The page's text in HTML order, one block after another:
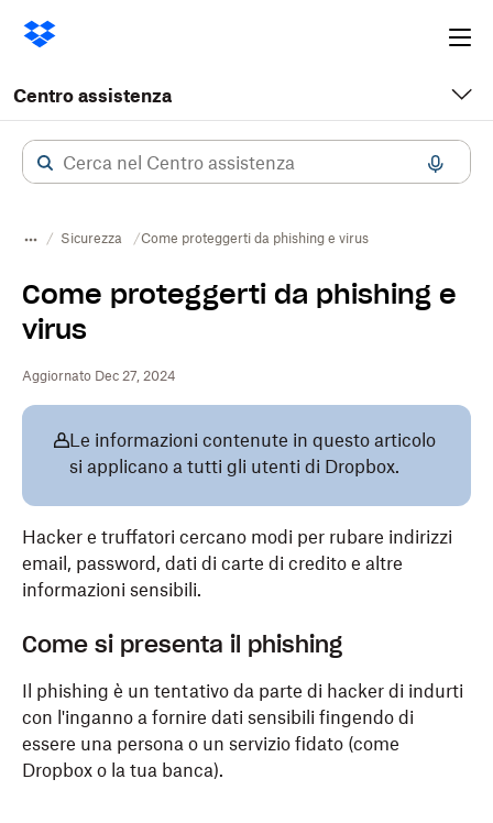
Centro assistenza
Sicurezza Come proteggerti da phishing e virus
Come proteggerti da phishing e
virus
Aggiornato Dec 27, 2024
Le informazioni contenute in questo articolo
si applicano a tutti gli utenti di Dropbox.
Hacker e truffatori cercano modi per rubare indirizzi
email, password, dati di carte di credito e altre
informazioni sensibili.
Come si presenta il phishing
Il phishing è un tentativo da parte di hacker di indurti
con l'inganno a fornire dati sensibili fingendo di
essere una persona o un servizio fidato (come
Dropbox o la tua banca).